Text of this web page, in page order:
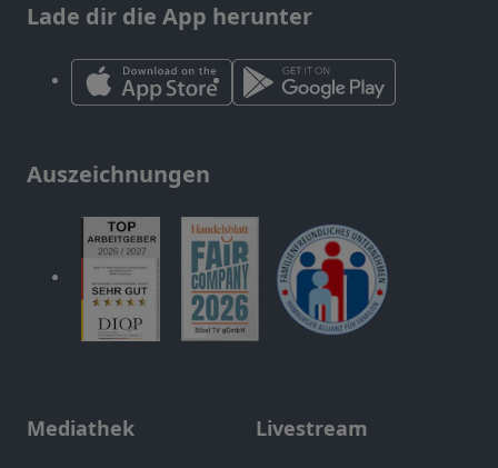
Lade dir die App herunter
Auszeichnungen
Mediathek Livestream